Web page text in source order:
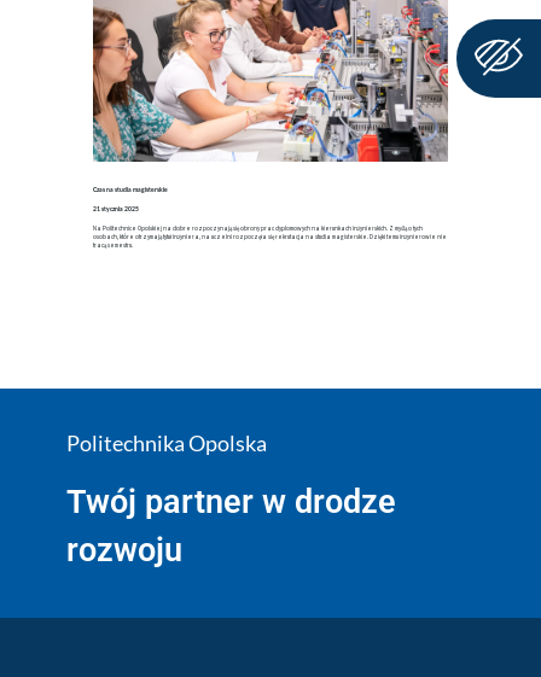
Czas na studia magisterskie
21 stycznia 2025
Na Politechnice Opolskiej na dobre rozpoczynają się obrony prac dyplomowych na kierunkach inżynierskich. Z myślą o tych
osobach, które otrzymają tytuł inżyniera, na uczelni rozpoczęła się rekrutacja na studia magisterskie. Dzięki temu inżynierowie nie
tracą semestru.
Politechnika Opolska
Twój partner w drodze
rozwoju